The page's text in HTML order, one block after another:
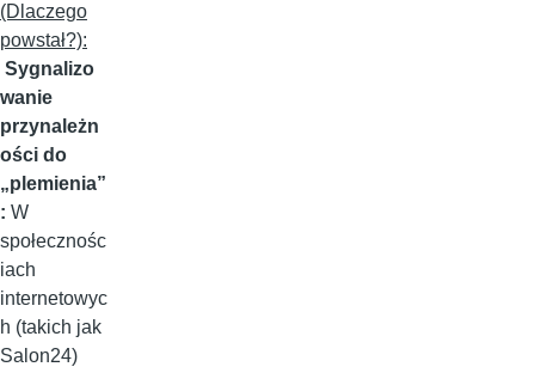
(Dlaczego
powstał?):
Sygnalizo
wanie
przynależn
ości do
„plemienia”
: W
społecznośc
iach
internetowyc
h (takich jak
Salon24)